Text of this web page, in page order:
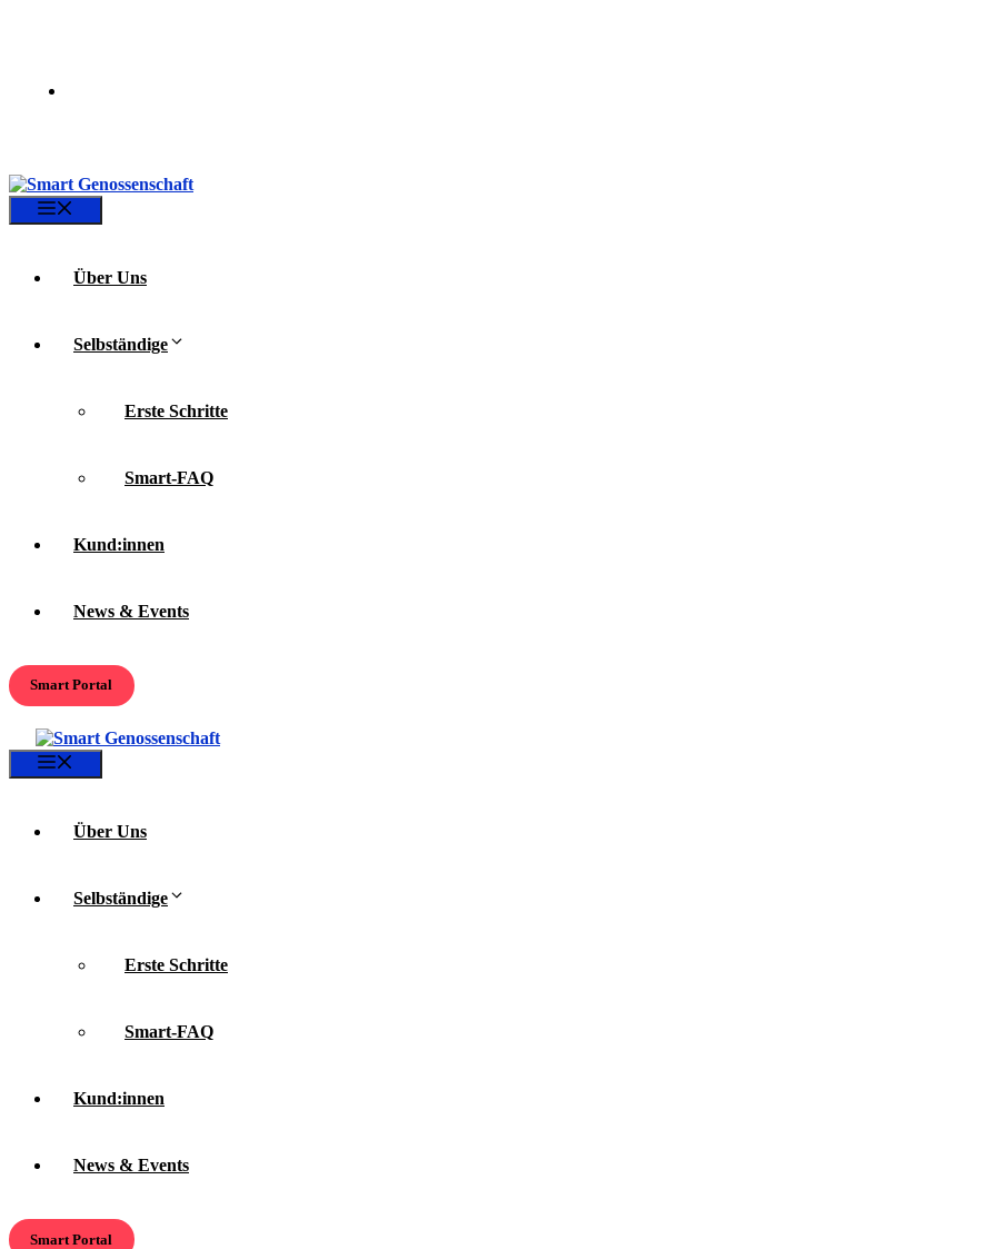
Über Uns
Selbständige
Erste Schritte
Smart-FAQ
Kund:innen
News & Events
Smart Portal
Über Uns
Selbständige
Erste Schritte
Smart-FAQ
Kund:innen
News & Events
Smart Portal